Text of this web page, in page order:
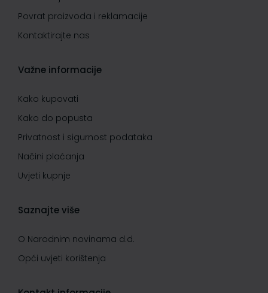
Povrat proizvoda i reklamacije
Kontaktirajte nas
Važne informacije
Kako kupovati
Kako do popusta
Privatnost i sigurnost podataka
Načini plaćanja
Uvjeti kupnje
Saznajte više
O Narodnim novinama d.d.
Opći uvjeti korištenja